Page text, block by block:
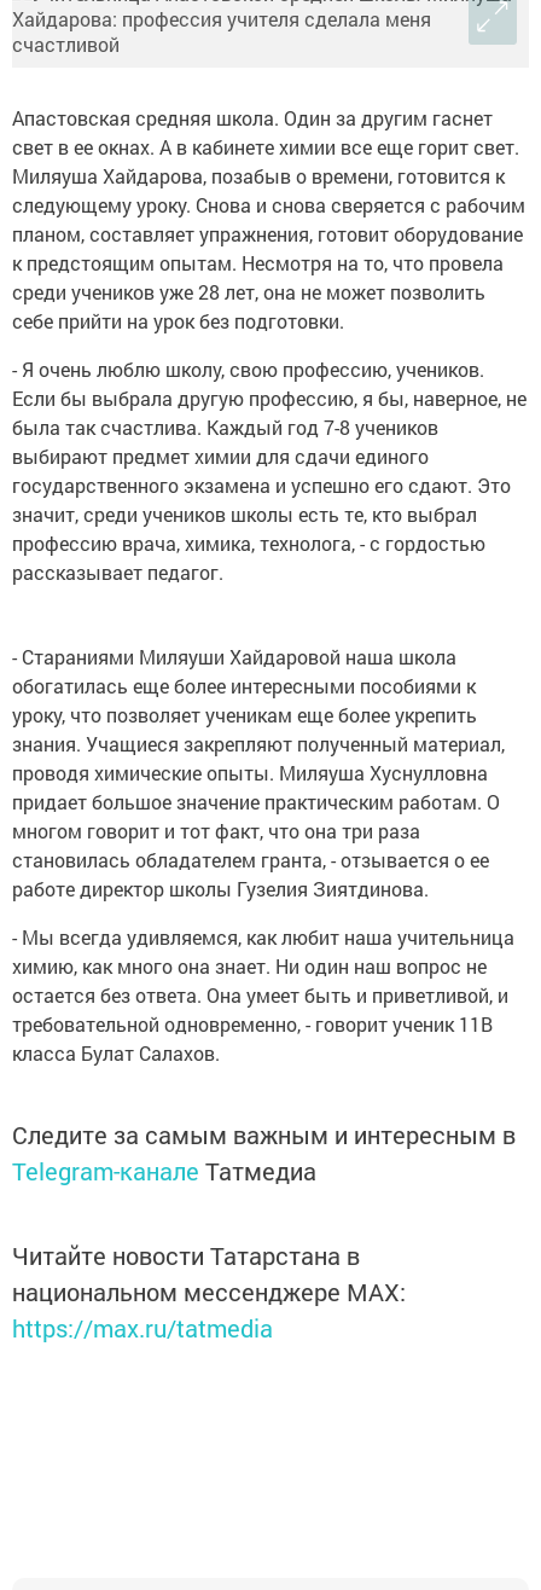
Апастовская средняя школа. Один за другим гаснет
свет в ее окнах. А в кабинете химии все еще горит свет.
Миляуша Хайдарова, позабыв о времени, готовится к
следующему уроку. Снова и снова сверяется с рабочим
планом, составляет упражнения, готовит оборудование
к предстоящим опытам. Несмотря на то, что провела
среди учеников уже 28 лет, она не может позволить
себе прийти на урок без подготовки.
- Я очень люблю школу, свою профессию, учеников.
Если бы выбрала другую профессию, я бы, наверное, не
была так счастлива. Каждый год 7-8 учеников
выбирают предмет химии для сдачи единого
государственного экзамена и успешно его сдают. Это
значит, среди учеников школы есть те, кто выбрал
профессию врача, химика, технолога, - с гордостью
рассказывает педагог.
- Стараниями Миляуши Хайдаровой наша школа
обогатилась еще более интересными пособиями к
уроку, что позволяет ученикам еще более укрепить
знания. Учащиеся закрепляют полученный материал,
проводя химические опыты. Миляуша Хуснулловна
придает большое значение практическим работам. О
многом говорит и тот факт, что она три раза
становилась обладателем гранта, - отзывается о ее
работе директор школы Гузелия Зиятдинова.
- Мы всегда удивляемся, как любит наша учительница
химию, как много она знает. Ни один наш вопрос не
остается без ответа. Она умеет быть и приветливой, и
требовательной одновременно, - говорит ученик 11В
класса Булат Салахов.
Следите за самым важным и интересным в
Telegram-канале Татмедиа
Читайте новости Татарстана в
национальном мессенджере MАХ:
https://max.ru/tatmedia